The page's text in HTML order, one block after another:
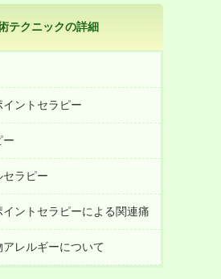
テクニックの詳細
イントセラピー
ー
セラピー
イントセラピーによる関連痛
レルギーについて